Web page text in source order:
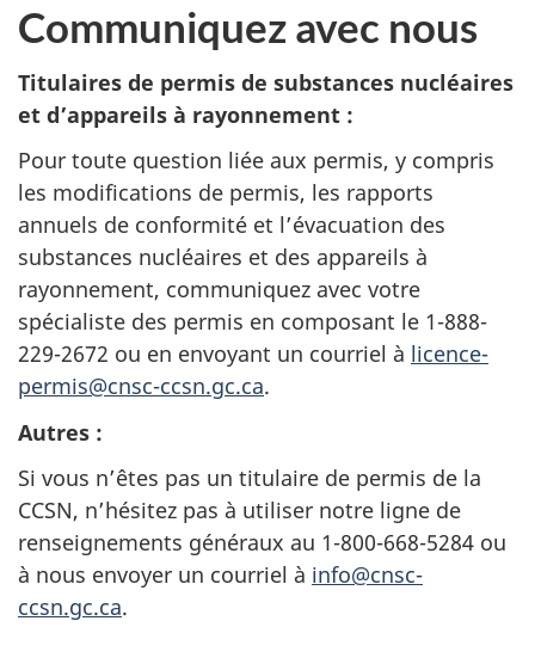
Communiquez avec nous
Titulaires de permis de substances nucléaires
et d’appareils à rayonnement :
Pour toute question liée aux permis, y compris
les modifications de permis, les rapports
annuels de conformité et l’évacuation des
substances nucléaires et des appareils à
rayonnement, communiquez avec votre
spécialiste des permis en composant le 1-888-
229-2672 ou en envoyant un courriel à licence-
permis@cnsc-ccsn.gc.ca.
Autres :
Si vous n’êtes pas un titulaire de permis de la
CCSN, n’hésitez pas à utiliser notre ligne de
renseignements généraux au 1-800-668-5284 ou
à nous envoyer un courriel à info@cnsc-
ccsn.gc.ca.